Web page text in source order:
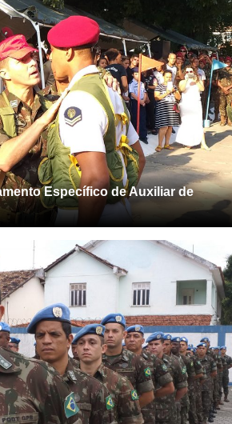
Específico de Auxiliar de